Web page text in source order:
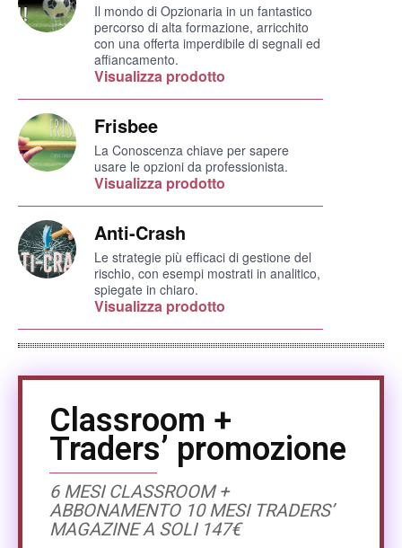
Il mondo di Opzionaria in un fantastico
percorso di alta formazione, arricchito
con una offerta imperdibile di segnali ed
affiancamento.
Visualizza prodotto
Frisbee
La Conoscenza chiave per sapere
usare le opzioni da professionista.
Visualizza prodotto
Anti-Crash
Le strategie più efficaci di gestione del
rischio, con esempi mostrati in analitico,
spiegate in chiaro.
Visualizza prodotto
Classroom +
Traders’ promozione
6 MESI CLASSROOM +
ABBONAMENTO 10 MESI TRADERS’
MAGAZINE A SOLI 147€